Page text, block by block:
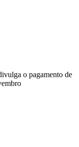
o pagamento de